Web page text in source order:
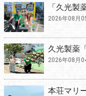
「久光製
2026年08月
久光製薬
2026年08月
本荘マリ